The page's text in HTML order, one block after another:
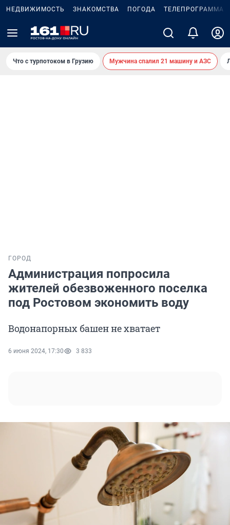
НЕДВИЖИМОСТЬ ЗНАКОМСТВА ПОГОДА ТЕЛЕПРОГРАММА
Что с турпотоком в Грузию Мужчина спалил 21 машину и АЗС
ГОРОД
Администрация попросила
жителей обезвоженного поселка
под Ростовом экономить воду
Водонапорных башен не хватает
6 июня 2024, 17:30 3 833